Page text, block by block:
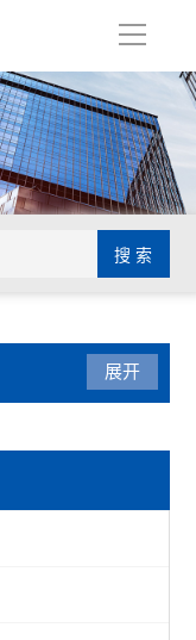
导
展开